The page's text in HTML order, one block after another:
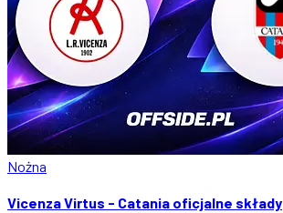
Nożna
Vicenza Virtus - Catania oficjalne składy